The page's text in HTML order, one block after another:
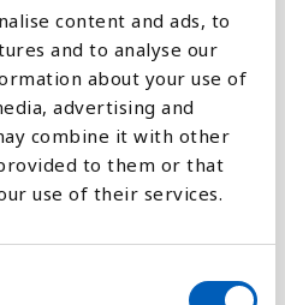
content and ads, to
and to analyse our
about your use of
advertising and
combine it with other
to them or that
use of their services.